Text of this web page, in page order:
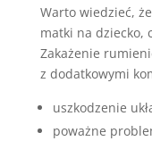
Warto wiedzieć,
matki na dziecko,
Zakażenie
z dodatkowymi
uszkodzenie
poważne